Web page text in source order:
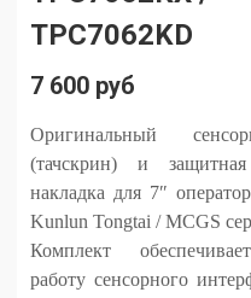
TPC7062KD
7 600 руб
Оригинальный
(тачскрин) и
накладка для 7″
Kunlun Tongtai / MCGS
Комплект
работу сенсорного